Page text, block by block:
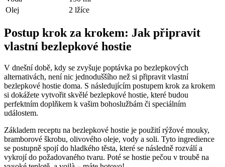
Olej
2 lžíce
Postup krok za krokem: Jak připravit
vlastní bezlepkové hostie
V dnešní době, kdy se zvyšuje poptávka po bezlepkových
alternativách, není nic jednoduššího než si připravit vlastní
bezlepkové hostie doma. S následujícím postupem krok za krokem
si dokážete vytvořit skvělé bezlepkové hostie, které budou
perfektním doplňkem k vašim bohoslužbám či speciálním
událostem.
Základem receptu na bezlepkové hostie je použití rýžové mouky,
bramborové škrobu, olivového oleje, vody a soli. Tyto ingredience
se postupně spojí do hladkého těsta, které se následně rozválí a
vykrojí do požadovaného tvaru. Poté se hostie pečou v troubě na